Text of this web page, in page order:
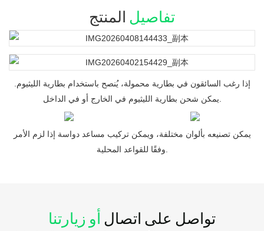
تفاصيل المنتج
إذا رغب السائقون في بطارية محمولة، يُنصح باستخدام بطارية الليثيوم.
يمكن تصنيعه بألوان مختلفة، ويمكن تركيب مساعد دواسة إذا لزم الأمر
تواصل على اتصال أو زيارتنا